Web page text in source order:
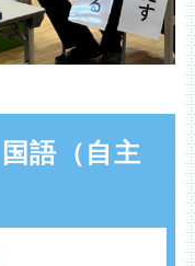
語（自主